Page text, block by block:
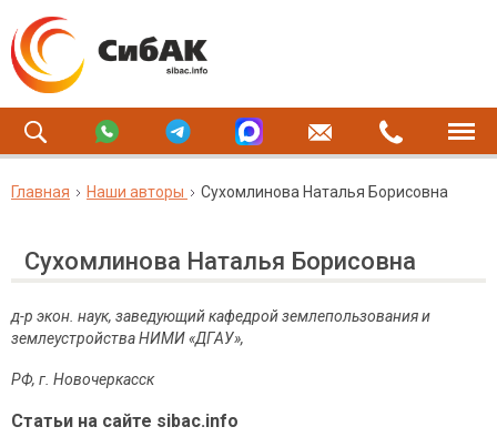
Главная Наши авторы Сухомлинова Наталья Борисовна
Сухомлинова Наталья Борисовна
д-р экон. наук, заведующий кафедрой землепользования и
землеустройстваНИМИ «ДГАУ»,
РФ, г. Новочеркасск
Статьи на сайте sibac.info